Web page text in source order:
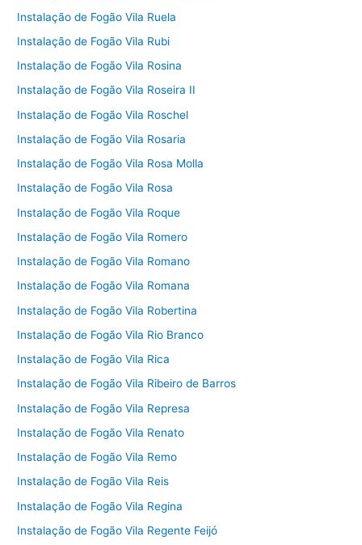
Instalação de Fogão Vila Ruela
Instalação de Fogão Vila Rubi
Instalação de Fogão Vila Rosina
Instalação de Fogão Vila Roseira II
Instalação de Fogão Vila Roschel
Instalação de Fogão Vila Rosaria
Instalação de Fogão Vila Rosa Molla
Instalação de Fogão Vila Rosa
Instalação de Fogão Vila Roque
Instalação de Fogão Vila Romero
Instalação de Fogão Vila Romano
Instalação de Fogão Vila Romana
Instalação de Fogão Vila Robertina
Instalação de Fogão Vila Rio Branco
Instalação de Fogão Vila Rica
Instalação de Fogão Vila Ribeiro de Barros
Instalação de Fogão Vila Represa
Instalação de Fogão Vila Renato
Instalação de Fogão Vila Remo
Instalação de Fogão Vila Reis
Instalação de Fogão Vila Regina
Instalação de Fogão Vila Regente Feijó